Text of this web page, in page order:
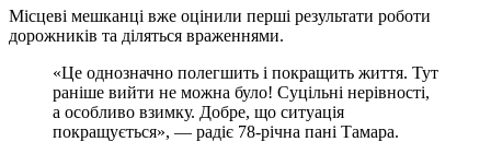
Місцеві мешканці вже оцінили перші результати роботи
дорожників та діляться враженнями.
«Це однозначно полегшить і покращить життя. Тут
раніше вийти не можна було! Суцільні нерівності,
а особливо взимку. Добре, що ситуація
покращується», — радіє 78-річна пані Тамара.